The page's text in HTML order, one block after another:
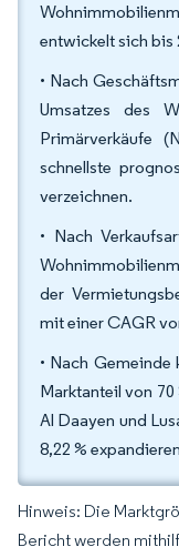
entwickelt sich bis
• Nach
Umsatzes des
Primärverkäufe
schnellste
verzeichnen.
• Nach
der
mit einer CAGR
• Nach
Marktanteil von
Al Daayen und
8,22 %
Hinweis: Die
Bericht werden